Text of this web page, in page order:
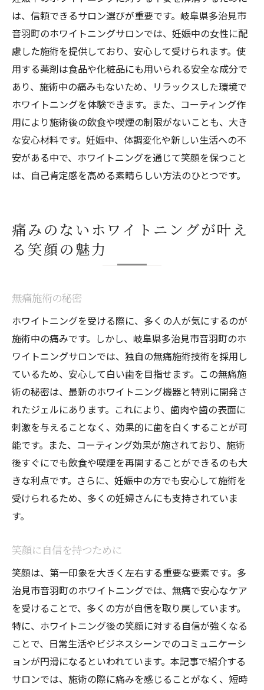
は、信頼できるサロン選びが重要です。岐阜県多治見市
音羽町のホワイトニングサロンでは、妊娠中の女性に配
慮した施術を提供しており、安心して受けられます。使
用する薬剤は食品や化粧品にも用いられる安全な成分で
あり、施術中の痛みもないため、リラックスした環境で
ホワイトニングを体験できます。また、コーティング作
用により施術後の飲食や喫煙の制限がないことも、大き
な安心材料です。妊娠中、体調変化や新しい生活への不
安がある中で、ホワイトニングを通じて笑顔を保つこと
は、自己肯定感を高める素晴らしい方法のひとつです。
痛みのないホワイトニングが叶え
る笑顔の魅力
無痛施術の秘密
ホワイトニングを受ける際に、多くの人が気にするのが
施術中の痛みです。しかし、岐阜県多治見市音羽町のホ
ワイトニングサロンでは、独自の無痛施術技術を採用し
ているため、安心して白い歯を目指せます。この無痛施
術の秘密は、最新のホワイトニング機器と特別に開発さ
れたジェルにあります。これにより、歯肉や歯の表面に
刺激を与えることなく、効果的に歯を白くすることが可
能です。また、コーティング効果が施されており、施術
後すぐにでも飲食や喫煙を再開することができるのも大
きな利点です。さらに、妊娠中の方でも安心して施術を
受けられるため、多くの妊婦さんにも支持されていま
す。
笑顔に自信を持つために
笑顔は、第一印象を大きく左右する重要な要素です。多
治見市音羽町のホワイトニングでは、無痛で安心なケア
を受けることで、多くの方が自信を取り戻しています。
特に、ホワイトニング後の笑顔に対する自信が強くなる
ことで、日常生活やビジネスシーンでのコミュニケーシ
ョンが円滑になるといわれています。本記事で紹介する
サロンでは、施術の際に痛みを感じることがなく、短時